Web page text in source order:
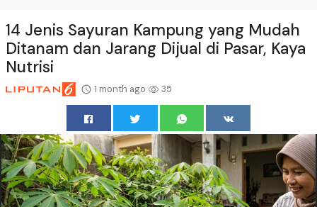
14 Jenis Sayuran Kampung yang Mudah
Ditanam dan Jarang Dijual di Pasar, Kaya
Nutrisi
1 month ago 35